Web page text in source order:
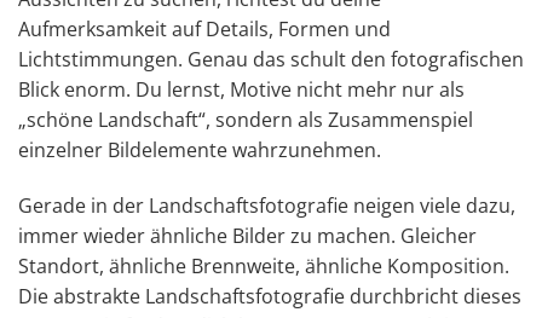
Aufmerksamkeit auf Details, Formen und
Lichtstimmungen. Genau das schult den fotografischen
Blick enorm. Du lernst, Motive nicht mehr nur als
„schöne Landschaft“, sondern als Zusammenspiel
einzelner Bildelemente wahrzunehmen.
Gerade in der Landschaftsfotografie neigen viele dazu,
immer wieder ähnliche Bilder zu machen. Gleicher
Standort, ähnliche Brennweite, ähnliche Komposition.
Die abstrakte Landschaftsfotografie durchbricht dieses